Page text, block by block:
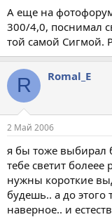
А еще на
300/4,0, поснимал
той самой Сигмой.
R Romal_E
2 Май 2006
я бы тоже выбирал
тебе светит болеее
нужны короткие
будешь.. а до
наверное.. и